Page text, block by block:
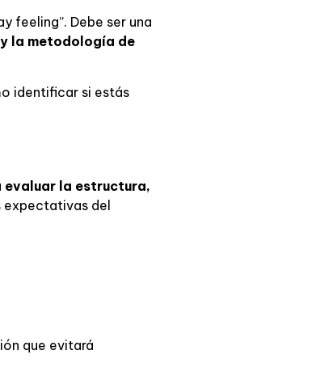
feeling”. Debe ser una
la metodología de
identificar si estás
evaluar la estructura,
expectativas del
que evitará